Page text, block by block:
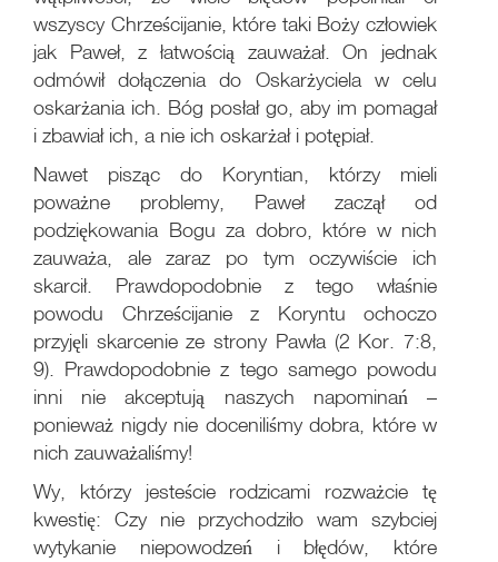
wszyscy Chrześcijanie, które taki Boży człowiek
jak Paweł, z łatwością zauważał. On jednak
odmówił dołączenia do Oskarżyciela w celu
oskarżania ich. Bóg posłał go, aby im pomagał
i zbawiał ich, a nie ich oskarżał i potępiał.
Nawet pisząc do Koryntian, którzy mieli
poważne problemy, Paweł zaczął od
podziękowania Bogu za dobro, które w nich
zauważa, ale zaraz po tym oczywiście ich
skarcił. Prawdopodobnie z tego właśnie
powodu Chrześcijanie z Koryntu ochoczo
przyjęli skarcenie ze strony Pawła (2 Kor. 7:8,
9). Prawdopodobnie z tego samego powodu
inni nie akceptują naszych napominań –
ponieważ nigdy nie doceniliśmy dobra, które w
nich zauważaliśmy!
Wy, którzy jesteście rodzicami rozważcie tę
kwestię: Czy nie przychodziło wam szybciej
wytykanie niepowodzeń i błędów, które